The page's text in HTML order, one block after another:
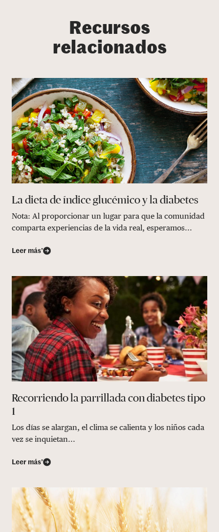
Recursos
relacionados
La dieta de índice glucémico y la diabetes
Nota: Al proporcionar un lugar para que la comunidad
comparta experiencias de la vida real, esperamos...
Leer más’
Recorriendo la parrillada con diabetes tipo
1
Los días se alargan, el clima se calienta y los niños cada
vez se inquietan...
Leer más’